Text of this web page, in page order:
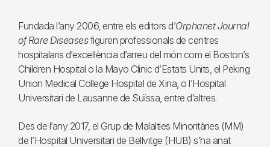
Fundada l’any 2006, entre els editors d’Orphanet Journal
of Rare Diseasesfiguren professionals de centres
hospitalaris d’excel·lència d’arreu del món com el Boston’s
Children Hospital o la Mayo Clinic d’Estats Units, el Peking
Union Medical College Hospital de Xina, o l’Hospital
Universitari de Lausanne de Suïssa, entre d’altres.
Des de l’any 2017, el Grup de Malalties Minoritàries (MM)
de l’Hospital Universitari de Bellvitge (HUB) s’ha anat